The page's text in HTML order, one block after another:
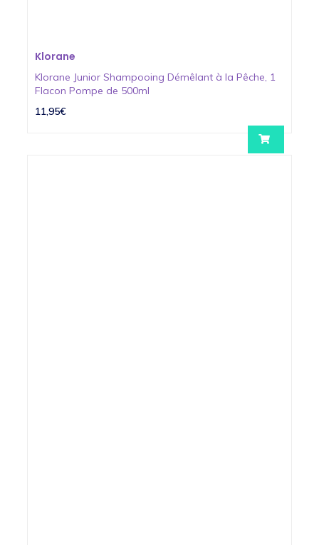
Klorane
Klorane Junior Shampooing Démêlant à la Pêche, 1
Flacon Pompe de 500ml
11,95€